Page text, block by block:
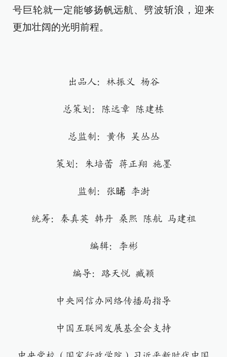
号巨轮就一定能够扬帆远航、劈波斩浪，迎来
更加壮阔的光明前程。
出品人：林振义 杨谷
总策划：陈远章 陈建栋
总监制：黄伟 吴丛丛
策划：朱培蕾 蒋正翔 施墨
监制：张晞 李澍
统筹：秦真英 韩丹 桑熙 陈航 马建祖
编辑：李彬
编导：路天悦 臧颖
中央网信办网络传播局指导
中国互联网发展基金会支持